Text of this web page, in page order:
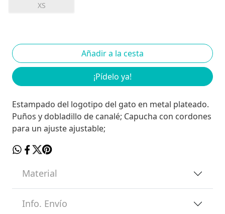
XS
¡Pídelo ya!
Estampado del logotipo del gato en metal plateado.
Puños y dobladillo de canalé; Capucha con cordones
para un ajuste ajustable;
Material
Info. Envío